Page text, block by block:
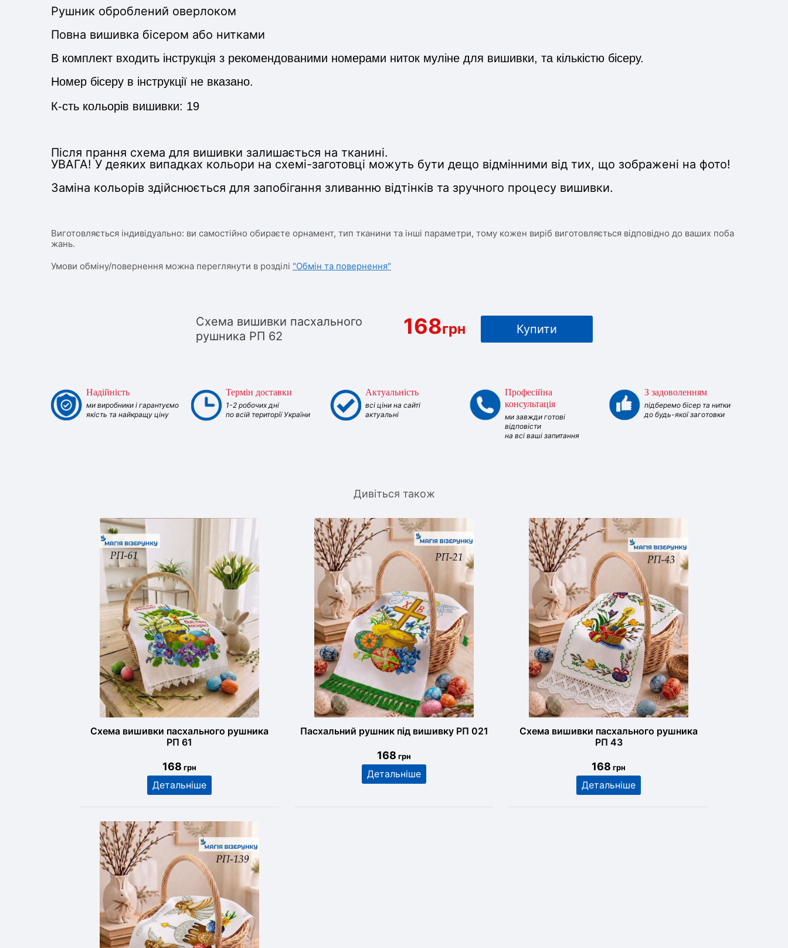
Рушник оброблений оверлоком
Повна вишивка бісером або нитками
В комплект входить інструкція з рекомендованими номерами ниток муліне для вишивки, та кількістю бісеру.
Номер бісеру в інструкції не вказано.
К-сть кольорів вишивки: 19
Після прання схема для вишивки залишається на тканині.
УВАГА! У деяких випадках кольори на схемі-заготовці можуть бути дещо відмінними від тих, що зображені на фото!
Заміна кольорів здійснюється для запобігання зливанню відтінків та зручного процесу вишивки.
Виготовляється індивідуально: ви самостійно обираєте орнамент, тип тканини та інші параметри, тому кожен виріб виготовляється відповідно до ваших поба
жань.
Умови обміну/повернення можна переглянути в розділі "Обмін та повернення"
Схема вишивки пасхального
рушника РП 62
168грн Купити
Надійність
ми виробники і гарантуємо
якість та найкращу ціну
Термін доставки
1-2 робочих дні
по всій території України
Актуальність
всі ціни на сайті
актуальні
Професійна
консультація
ми завжди готові
відповісти
на всі ваші запитання
З задоволенням
підберемо бісер та нитки
до будь-якої заготовки
Дивіться також
Схема вишивки пасхального рушника
РП 61
168 грн
Детальніше
Пасхальний рушник під вишивку РП 021
168 грн
Детальніше
Схема вишивки пасхального рушника
РП 43
168 грн
Детальніше